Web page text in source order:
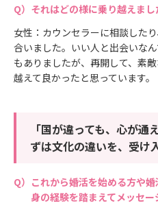
それはどの様に乗り越えまし
女性：カウンセラーに相談した
合いました。いい人と出会いな
もありましたが、再開して、素
越えて良かったと思っています。
「国が違っても、心が
ずは文化の違いを、受け
これから婚活を始める方や
身の経験を踏まえてメッセー